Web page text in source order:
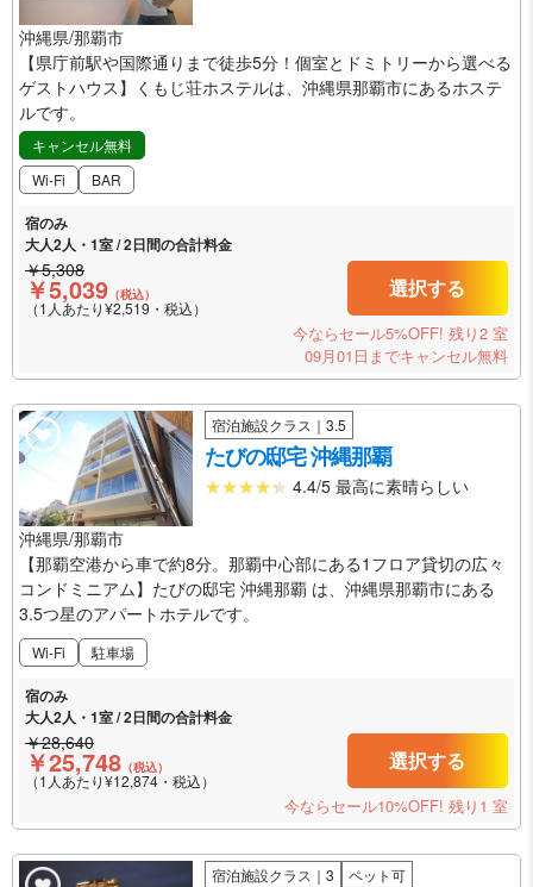
沖縄県/那覇市
【県庁前駅や国際通りまで徒歩5分！個室とドミトリーから選べる
ゲストハウス】くもじ荘ホステルは、沖縄県那覇市にあるホステ
ルです。
キャンセル無料
Wi-Fi
BAR
宿のみ
大人2人・1室 / 2日間の合計料金
￥5,308
￥5,039 （税込）
（1人あたり¥2,519・税込）
選択する
今ならセール5%OFF! 残り2 室
09月01日までキャンセル無料
宿泊施設クラス｜3.5
たびの邸宅 沖縄那覇
4.4/5 最高に素晴らしい
沖縄県/那覇市
【那覇空港から車で約8分。那覇中心部にある1フロア貸切の広々
コンドミニアム】たびの邸宅 沖縄那覇 は、沖縄県那覇市にある
3.5つ星のアパートホテルです。
Wi-Fi 駐車場
宿のみ
大人2人・1室 / 2日間の合計料金
￥28,640
￥25,748 （税込）
（1人あたり¥12,874・税込）
選択する
今ならセール10%OFF! 残り1 室
宿泊施設クラス｜3 ペット可